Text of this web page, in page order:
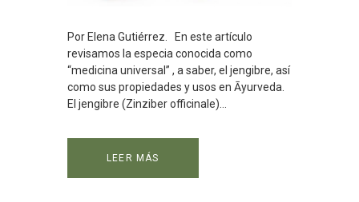
Por Elena Gutiérrez. En este artículo
revisamos la especia conocida como
“medicina universal” , a saber, el jengibre, así
como sus propiedades y usos en Āyurveda.
El jengibre (Zinziber officinale)...
LEER MÁS